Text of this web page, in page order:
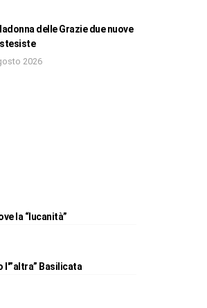
delle Grazie due nuove
2026
la “lucanità”
l'”altra” Basilicata